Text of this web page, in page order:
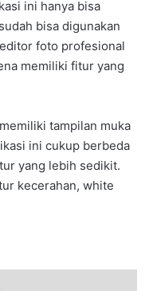
ini hanya bisa
bisa digunakan
foto profesional
memiliki fitur yang
tampilan muka
ini cukup berbeda
yang lebih sedikit.
kecerahan, white